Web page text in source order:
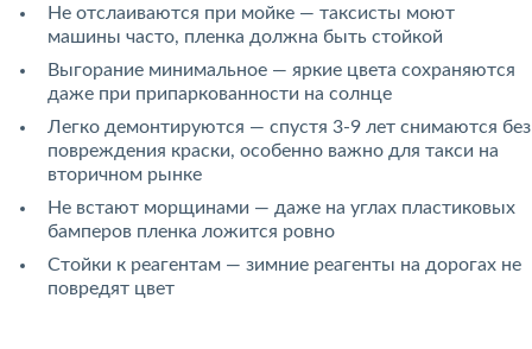
Не отслаиваются при мойке — таксисты моют
машины часто, пленка должна быть стойкой
Выгорание минимальное — яркие цвета сохраняются
даже при припаркованности на солнце
Легко демонтируются — спустя 3-9 лет снимаются без
повреждения краски, особенно важно для такси на
вторичном рынке
Не встают морщинами — даже на углах пластиковых
бамперов пленка ложится ровно
Стойки к реагентам — зимние реагенты на дорогах не
повредят цвет